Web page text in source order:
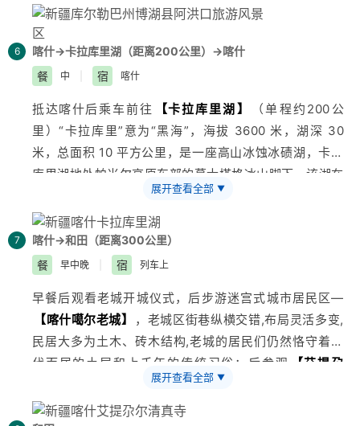
乘车返回库尔勒,乘专列赴 喀什。
美食体验： 大盘鸡
6
喀什→卡拉库里湖（距离200公里）→喀什
餐
中 宿 喀什
抵达喀什后乘车前往 【卡拉库里湖】
（单程约200公
里）“卡拉库里”意为“黑海”，海拔 3600 米，湖深 30
米，总面积 10 平方公里，是一座高山冰蚀冰碛湖，卡拉
库里湖地处帕米尔高原东部的慕士塔格冰山脚下，该湖在
群山环保之中，湖畔水草丰美，常有柯尔克孜牧民在此驻
牧。遇到晴朗的天气，碧水倒映银峰，湖光山色浑为一
体，景色如诗如画，使人沉醉迷恋，湖的四周有冰峰雪岭
环抱，特别是周围的公格尔、公格尔九别峰和
孜大峡谷（也称为红河谷）、布伦口沙湖（也称为白沙
湖），下午返回喀什入住酒店。可自行前往喀什夜市，品
尝当地特色小吃。
展开查看全部 ▼
7
喀什→和田（距离300公里）
餐
早中晚 宿 列车上
早餐后观看老城开城仪式，后步游迷宫式城市居民区—
【喀什噶尔老城】
，老城区街巷纵横交错,布局灵活多变,
民居大多为土木、砖木结构,老城的居民们仍然恪守着世
代而居的土屋和上千年的传统习俗；后参观
【艾提尕
每逢节日在此会举行万人大会。参观
妃园景区位于喀什市东郊。香妃园因“香妃”而得名。景区
展开查看全部 ▼